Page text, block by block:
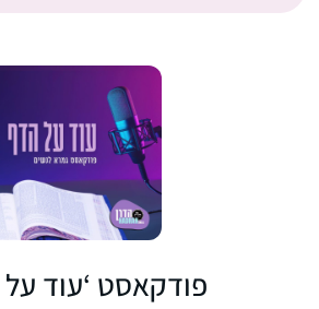
פודקאסט ‘עוד